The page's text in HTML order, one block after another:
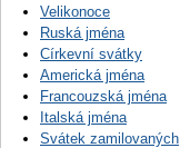
Velikonoce
Ruská jména
Církevní svátky
Americká jména
Francouzská jména
Italská jména
Svátek zamilovaných